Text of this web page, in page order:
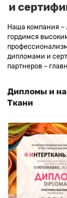
и
Наша компания –
гордимся
дипломами и
партнеров –
Дипломы и
Ткани